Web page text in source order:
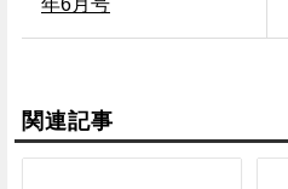
関連記事